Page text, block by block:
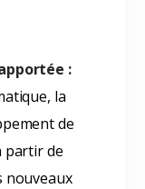
:
la
de
partir de
nouveaux